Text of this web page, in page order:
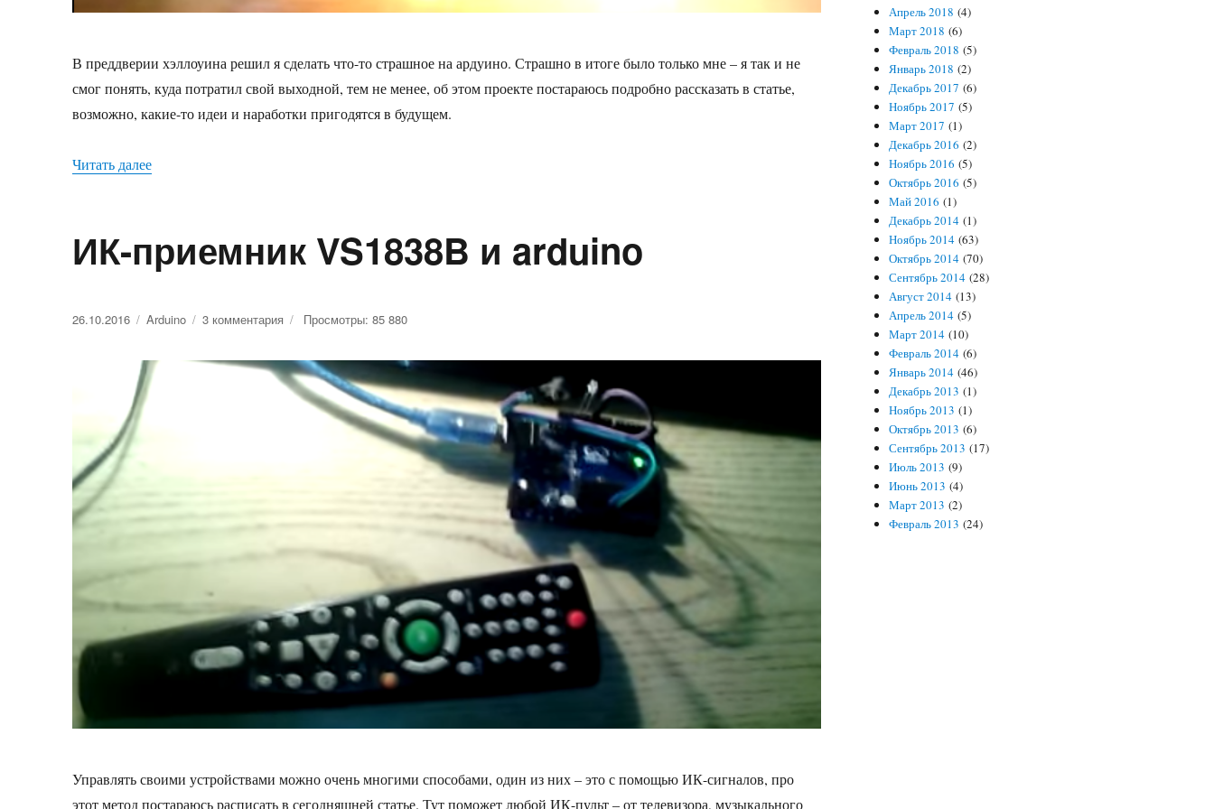
В преддверии хэллоуина решил я сделать что-то страшное на ардуино. Страшно в итоге было только мне – я так и не
смог понять, куда потратил свой выходной, тем не менее, об этом проекте постараюсь подробно рассказать в статье,
возможно, какие-то идеи и наработки пригодятся в будущем.
Читать далее
ИК-приемник VS1838B и arduino
Опубликовано
26.10.2016 Рубрики
Arduino 3 комментария
ИК-
приемник
VS1838B
Просмотры: 85 880
Управлять своими устройствами можно очень многими способами, один из них – это с помощью ИК-сигналов, про
этот метод постараюсь расписать в сегодняшней статье. Тут поможет любой ИК-пульт – от телевизора, музыкального
Апрель 2018 (4)
Март 2018 (6)
Февраль 2018 (5)
Январь 2018 (2)
Декабрь 2017 (6)
Ноябрь 2017 (5)
Март 2017 (1)
Декабрь 2016 (2)
Ноябрь 2016 (5)
Октябрь 2016 (5)
Май 2016 (1)
Декабрь 2014 (1)
Ноябрь 2014 (63)
Октябрь 2014 (70)
Сентябрь 2014 (28)
Август 2014 (13)
Апрель 2014 (5)
Март 2014 (10)
Февраль 2014 (6)
Январь 2014 (46)
Декабрь 2013 (1)
Ноябрь 2013 (1)
Октябрь 2013 (6)
Сентябрь 2013 (17)
Июль 2013 (9)
Июнь 2013 (4)
Март 2013 (2)
Февраль 2013 (24)